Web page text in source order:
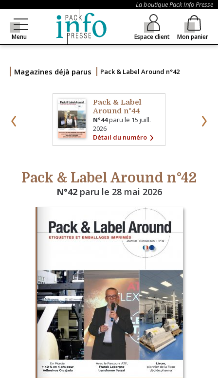
La boutique Pack Info Presse
Menu Espace client Mon panier
Magazines déjà parus Pack & Label Around n°42
Pack & Label
Around n°44
N°44paru le 15 juill.
2026
Détail du numéro
Pack & Label Around n°42
N°42paru le 28 mai 2026